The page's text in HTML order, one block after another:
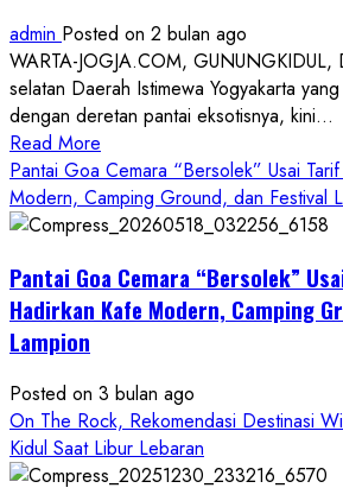
admin Posted on 2 bulan ago
WARTA-JOGJA.COM,
selatan Daerah Istimewa Yogyakarta
dengan deretan pantai eksotisnya, kini...
Read More
more
about
ON
ROCK
Gunungkidul
Baru,
Padukan
Keindahan
Alam
Pantai Goa Cemara “Bersolek” Usai
Modern, Camping Ground, dan Festival
Pantai Goa Cemara “Bersolek”
Hadirkan Kafe Modern, Camping
Lampion
Posted on 3 bulan ago
On The Rock, Rekomendasi Destinasi
Kidul Saat Libur Lebaran